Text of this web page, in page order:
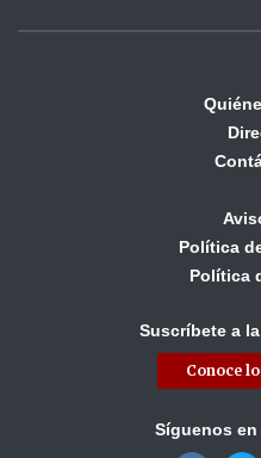
Política
Política
Suscríbete a
Conoce
Síguenos